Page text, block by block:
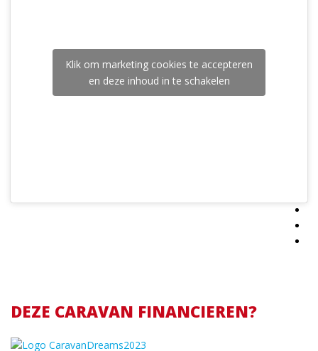
Klik om marketing cookies te accepteren
en deze inhoud in te schakelen
DEZE CARAVAN FINANCIEREN?